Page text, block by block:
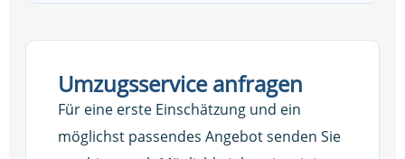
Umzugsservice anfragen
Für eine erste Einschätzung und ein
möglichst passendes Angebot senden Sie